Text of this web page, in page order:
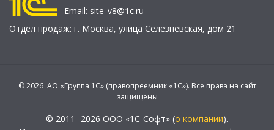
Email: site_v8@1c.ru
Отдел продаж: г. Москва, улица Селезнёвская, дом 21
© 2026 АО «Группа 1С» (правопреемник «1С»). Все права на сайт
защищены
© 2011- 2026 ООО «1С-Софт» (о компании).